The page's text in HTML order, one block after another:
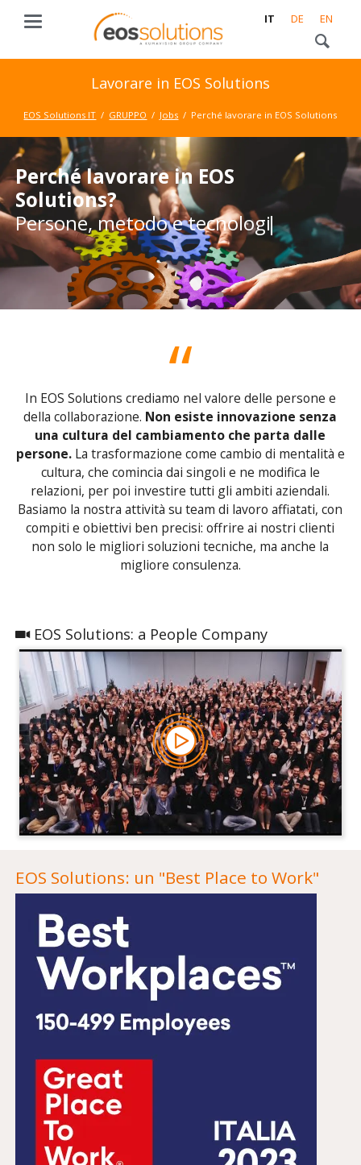
IT DE EN
Lavorare in EOS Solutions
EOS Solutions IT GRUPPO Jobs Perché lavorare in EOS Solutions
Perché lavorare in EOS
Solutions?
Perché lavorare in EOS
Solutions?
Persone, metodo e tecnologia
per conc
Persone, metodo e tecnologia
per concretizzare il successo
dei clienti
In EOS Solutions crediamo nel valore delle persone e
della collaborazione. Non esiste innovazione senza
una cultura del cambiamento che parta dalle
persone.La trasformazione come cambio di mentalità e
cultura, che comincia dai singoli e ne modifica le
relazioni, per poi investire tutti gli ambiti aziendali.
Basiamo la nostra attività su team di lavoro affiatati, con
compiti e obiettivi ben precisi: offrire ai nostri clienti
non solo le migliori soluzioni tecniche, ma anche la
migliore consulenza.
EOS Solutions: a People Company
EOS Solutions: un "Best Place to Work"